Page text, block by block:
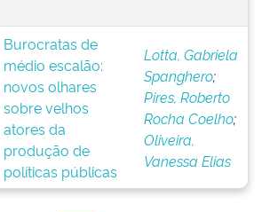
Burocratas de
médio escalão:
novos olhares
sobre velhos
atores da
produção de
políticas públicas
Lotta, Gabriela
Spanghero;
Pires, Roberto
Rocha Coelho;
Oliveira,
Vanessa Elias